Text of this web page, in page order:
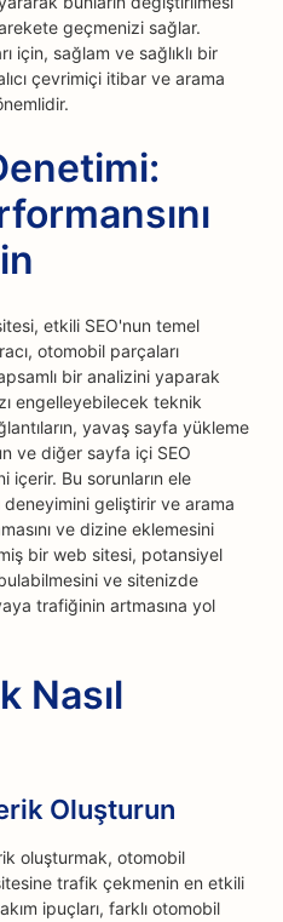
geçmenizi sağlar.
için, sağlam ve sağlıklı bir
çevrimiçi itibar ve arama
etkili SEO'nun temel
otomobil parçaları
bir analizini yaparak
engelleyebilecek teknik
yavaş sayfa yükleme
ve diğer sayfa içi SEO
içerir. Bu sorunların ele
deneyimini geliştirir ve arama
ve dizine eklemesini
bir web sitesi, potansiyel
ve sitenizde
trafiğinin artmasına yol
Nasıl
Oluşturun
oluşturmak, otomobil
trafik çekmenin en etkili
ipuçları, farklı otomobil